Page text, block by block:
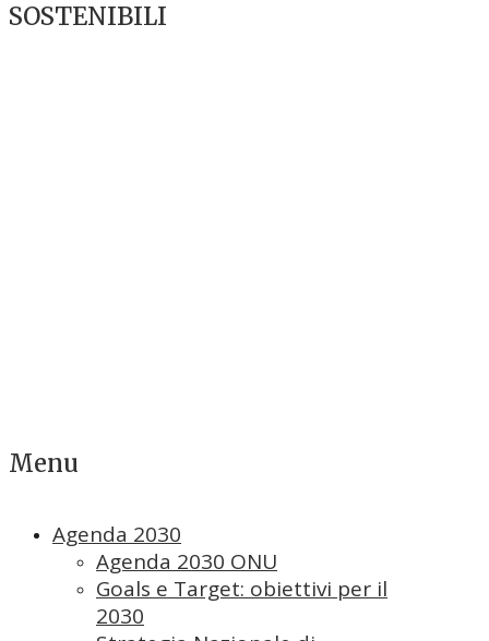
SOSTENIBILI
Menu
Agenda 2030
Agenda 2030 ONU
Goals e Target: obiettivi per il
2030